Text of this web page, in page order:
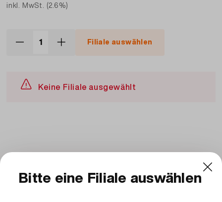
inkl. MwSt. (2.6%)
Filiale auswählen
Keine Filiale ausgewählt